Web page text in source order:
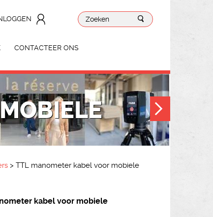
CONTACTEER ONS
> TTL manometer kabel voor mobiele
kabel voor mobiele